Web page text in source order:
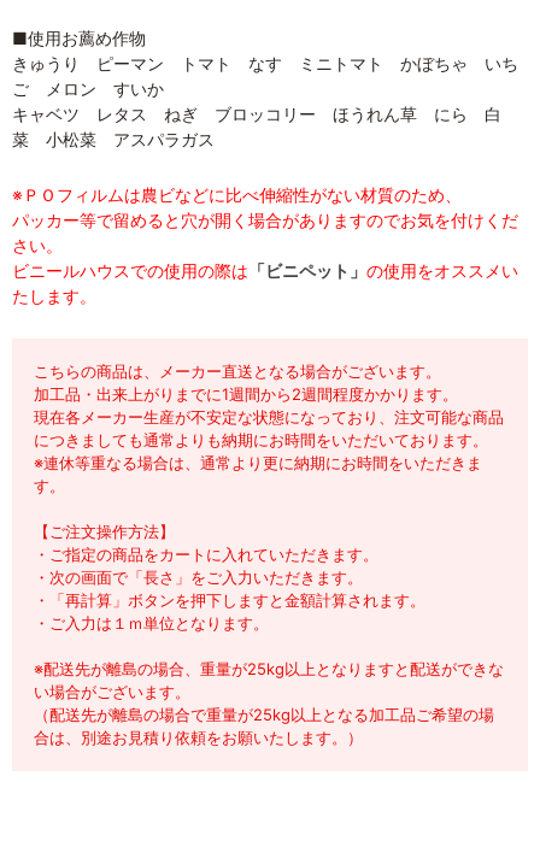
■使用お薦め作物
きゅうり ピーマン トマト なす ミニトマト かぼちゃ いち
ご メロン すいか
キャベツ レタス ねぎ ブロッコリー ほうれん草 にら 白
菜 小松菜 アスパラガス
※ＰＯフィルムは農ビなどに比べ伸縮性がない材質のため、
パッカー等で留めると穴が開く場合がありますのでお気を付けくだ
さい。
ビニールハウスでの使用の際は 「ビニペット」 の使用をオススメい
たします。
こちらの商品は、メーカー直送となる場合がございます。
加工品・出来上がりまでに1週間から2週間程度かかります。
現在各メーカー生産が不安定な状態になっており、注文可能な商品
につきましても通常よりも納期にお時間をいただいております。
※連休等重なる場合は、通常より更に納期にお時間をいただきま
す。
【ご注文操作方法】
・ご指定の商品をカートに入れていただきます。
・次の画面で「長さ」をご入力いただきます。
・「再計算」ボタンを押下しますと金額計算されます。
・ご入力は１ｍ単位となります。
※配送先が離島の場合、重量が25kg以上となりますと配送ができな
い場合がございます。
（配送先が離島の場合で重量が25kg以上となる加工品ご希望の場
合は、別途お見積り依頼をお願いたします。）